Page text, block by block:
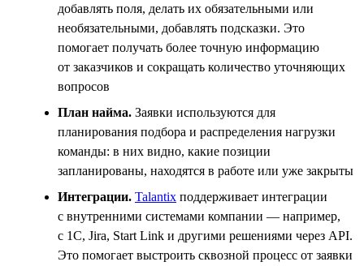
добавлять поля, делать их обязательными или
необязательными, добавлять подсказки. Это
помогает получать более точную информацию
от заказчиков и сокращать количество уточняющих
вопросов
План найма. Заявки используются для
планирования подбора и распределения нагрузки
команды: в них видно, какие позиции
запланированы, находятся в работе или уже закрыты
Интеграции. Talantix поддерживает интеграции
с внутренними системами компании — например,
с 1С, Jira, Start Link и другими решениями через API.
Это помогает выстроить сквозной процесс от заявки